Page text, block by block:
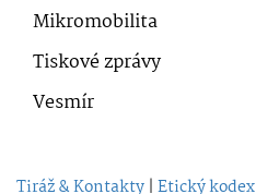
Mikromobilita
Tiskové zprávy
Vesmír
Tiráž & Kontakty | Etický kodex